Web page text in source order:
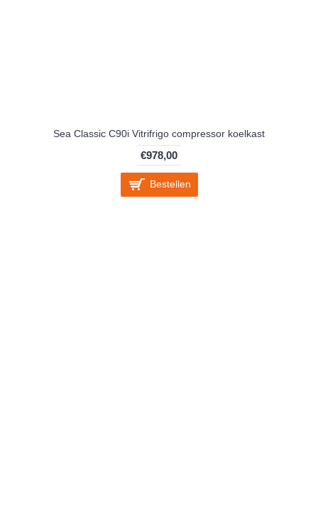
Sea Classic C90i Vitrifrigo compressor koelkast
€978,00
Bestellen